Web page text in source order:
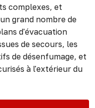
complexes, et
grand nombre de
d'évacuation
de secours, les
de désenfumage, et
à l'extérieur du